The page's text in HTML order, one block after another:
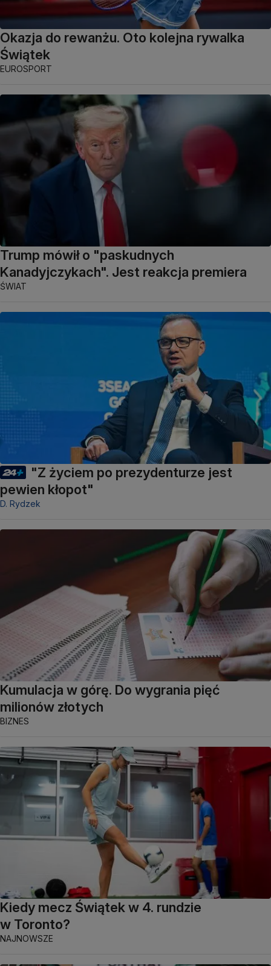
Okazja do rewanżu. Oto kolejna rywalka
Świątek
EUROSPORT
Trump mówił o "paskudnych
Kanadyjczykach". Jest reakcja premiera
ŚWIAT
"Z życiem po prezydenturze jest
pewien kłopot"
D. Rydzek
Kumulacja w górę. Do wygrania pięć
milionów złotych
BIZNES
Kiedy mecz Świątek w 4. rundzie
w Toronto?
NAJNOWSZE